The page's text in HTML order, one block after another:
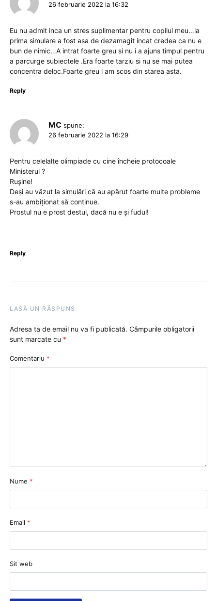
26 februarie 2022 la 16:32
Eu nu admit inca un stres suplimentar pentru copilul meu…la
prima simulare a fost asa de dezamagit incat credea ca nu e
bun de nimic…A intrat foarte greu si nu i a ajuns timpul pentru
a parcurge subiectele .Era foarte tarziu si nu se mai putea
concentra deloc.Foarte greu l am scos din starea asta.
Reply
MC spune:
26 februarie 2022 la 16:29
Pentru celelalte olimpiade cu cine încheie protocoale
Ministerul ?
Rușine!
Deși au văzut la simulări că au apărut foarte multe probleme
s-au ambiționat să continue.
Prostul nu e prost destul, dacă nu e și fudul!
Reply
LASĂ UN RĂSPUNS
Adresa ta de email nu va fi publicată. Câmpurile obligatorii
sunt marcate cu *
Comentariu *
Nume *
Email *
Sit web